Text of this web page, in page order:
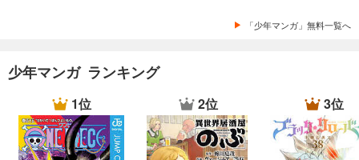
「少年マンガ」無料一覧へ
少年マンガ ランキング
1位 2位 3位